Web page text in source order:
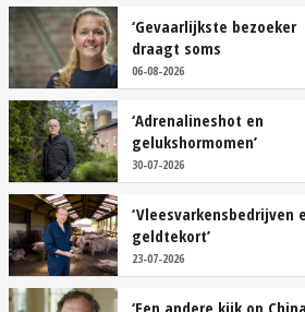
‘Gevaarlijkste bezoeker
draagt soms
overschoenen’
06-08-2026
‘Adrenalineshot en
gelukshormomen’
30-07-2026
‘Vleesvarkensbedrijven
geldtekort’
23-07-2026
‘Een andere kijk op